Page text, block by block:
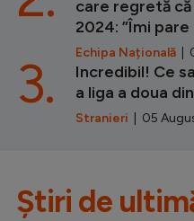
care regretă
2024: ”Îmi
Echipa Națională |
Incredibil! Ce
a liga a doua
Stranieri | 05
3.
Știri de